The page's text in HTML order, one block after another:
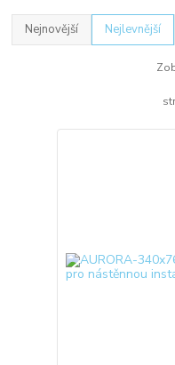
Nejnovější Nejlevnější